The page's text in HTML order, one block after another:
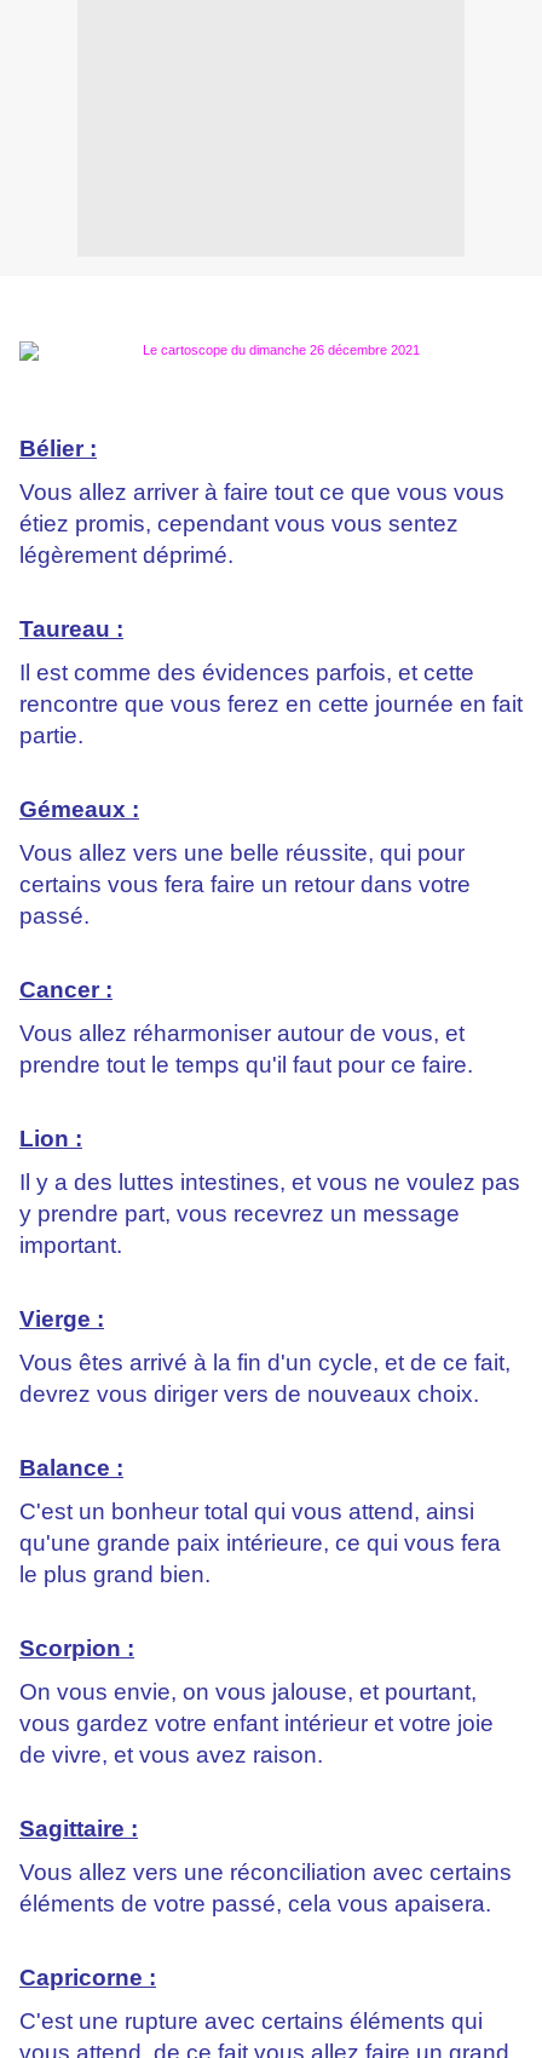
Bélier :
Vous allez arriver à faire tout ce que vous vous
étiez promis, cependant vous vous sentez
légèrement déprimé.
Taureau :
Il est comme des évidences parfois, et cette
rencontre que vous ferez en cette journée en fait
partie.
Gémeaux :
Vous allez vers une belle réussite, qui pour
certains vous fera faire un retour dans votre
passé.
Cancer :
Vous allez réharmoniser autour de vous, et
prendre tout le temps qu'il faut pour ce faire.
Lion :
Il y a des luttes intestines, et vous ne voulez pas
y prendre part, vous recevrez un message
important.
Vierge :
Vous êtes arrivé à la fin d'un cycle, et de ce fait,
devrez vous diriger vers de nouveaux choix.
Balance :
C'est un bonheur total qui vous attend, ainsi
qu'une grande paix intérieure, ce qui vous fera
le plus grand bien.
Scorpion :
On vous envie, on vous jalouse, et pourtant,
vous gardez votre enfant intérieur et votre joie
de vivre, et vous avez raison.
Sagittaire :
Vous allez vers une réconciliation avec certains
éléments de votre passé, cela vous apaisera.
Capricorne :
C'est une rupture avec certains éléments qui
vous attend, de ce fait vous allez faire un grand